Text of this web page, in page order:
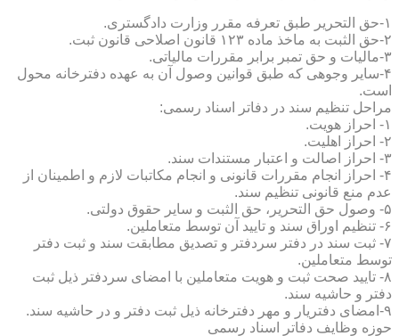
۱-حق التحریر طبق تعرفه مقرر وزارت دادگستری.
۲-حق الثبت به ماخذ ماده ۱۲۳ قانون اصلاحی قانون ثبت.
۳-مالیات و حق تمبر برابر مقررات مالیاتی.
۴-سایر وجوهی که طبق قوانین وصول آن به عهده دفترخانه محول
است.
مراحل تنظیم سند در دفاتر اسناد رسمی:
۱- احراز هویت.
۲- احراز اهلیت.
۳- احراز اصالت و اعتبار مستندات سند.
۴- احراز انجام مقررات قانونی و انجام مکاتبات لازم و اطمینان از
عدم منع قانونی تنظیم سند.
۵- وصول حق التحریر، حق الثبت و سایر حقوق دولتی.
۶- تنظیم اوراق سند و تایید آن توسط متعاملین.
۷- ثبت سند در دفتر سردفتر و تصدیق مطابقت سند و ثبت دفتر
توسط متعاملین.
۸- تایید صحت ثبت و هویت متعاملین با امضای سردفتر ذیل ثبت
دفتر و حاشیه سند.
۹-امضای دفتریار و مهر دفترخانه ذیل ثبت دفتر و در حاشیه سند.
حوزه وظایف دفاتر اسناد رسمی